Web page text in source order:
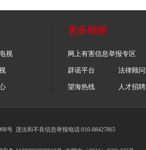
视
更多链接
网上有害信息举报专区
辟谣平台 法律顾问
望海热线 人才招聘
号 违法和不良信息举报电话:010-88427865